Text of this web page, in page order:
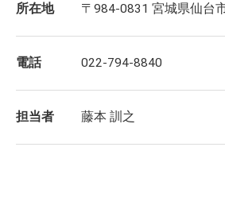
所在地 〒984-0831 宮城県仙台
電話 022-794-8840
担当者 藤本 訓之